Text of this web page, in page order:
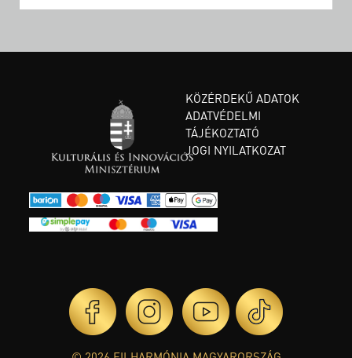
KÖZÉRDEKŰ ADATOK
ADATVÉDELMI
TÁJÉKOZTATÓ
JOGI NYILATKOZAT